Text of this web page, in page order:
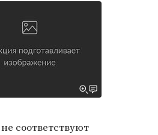
соответствуют